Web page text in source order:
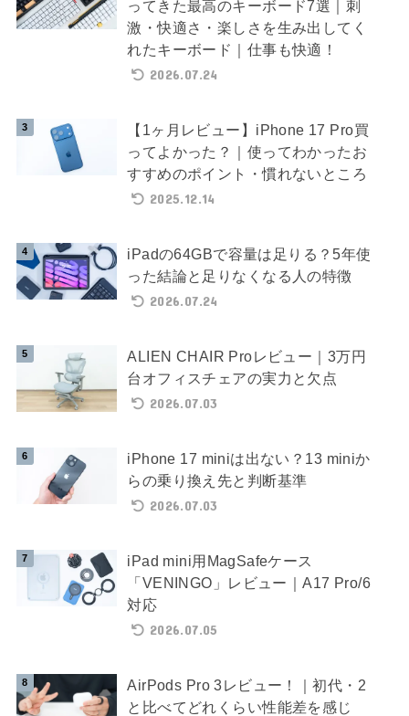
ってきた最高のキーボード7選｜刺
激・快適さ・楽しさを生み出してく
れたキーボード｜仕事も快適！
2026.07.24
【1ヶ月レビュー】iPhone 17 Pro買
ってよかった？｜使ってわかったお
すすめのポイント・慣れないところ
2025.12.14
iPadの64GBで容量は足りる？5年使
った結論と足りなくなる人の特徴
2026.07.24
ALIEN CHAIR Proレビュー｜3万円
台オフィスチェアの実力と欠点
2026.07.03
iPhone 17 miniは出ない？13 miniか
らの乗り換え先と判断基準
2026.07.03
iPad mini用MagSafeケース
「VENINGO」レビュー｜A17 Pro/6
対応
2026.07.05
AirPods Pro 3レビュー！｜初代・2
と比べてどれくらい性能差を感じ